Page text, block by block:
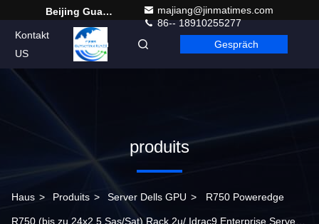
Beijing Guangtian Runze Technology Co., Ltd.
majiang@jinmatimes.com
86-- 18910255277
Kontakt
US
German Gespräch
produits
Haus > Produits > Server Dells GPU > R750 Poweredge
R750 (bis zu 24x2,5 Sas/Sat) Rack 2u/ Idrac9 Enterprise Server